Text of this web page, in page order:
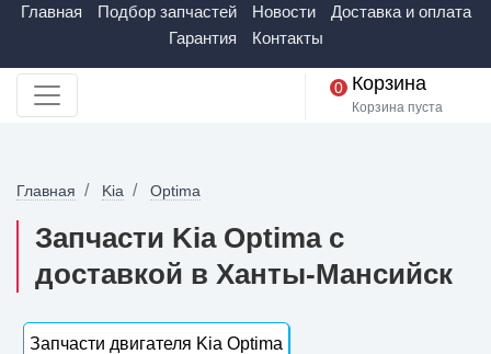
Главная Подбор запчастей Новости
Доставка и оплата
Гарантия
Контакты
0 Корзина
Корзина пуста
Главная Kia Optima
Запчасти Kia Optima с
доставкой в Ханты-Мансийск
Запчасти двигателя Kia Optima